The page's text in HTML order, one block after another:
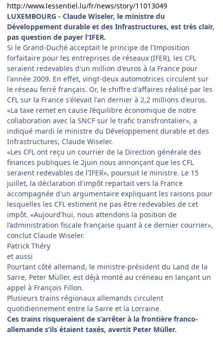
http://www.lessentiel.lu/fr/news/story/11013049
LUXEMBOURG - Claude Wiseler, le ministre du
Développement durable et des Infrastructures, est très clair,
pas question de payer l'IFER.
Si le Grand-Duché acceptait le principe de l'Imposition
forfaitaire pour les entreprises de réseaux (IFER), les CFL
seraient redevables d'un million d'euros à la France pour
l'année 2009. En effet, vingt-deux automotrices circulent sur
le réseau ferré français. Or, le chiffre d'affaires réalisé par les
CFL sur la France s'élevait l'an dernier à 2,2 millions d'euros.
«La taxe remet en cause l’équilibre économique de notre
collaboration avec la SNCF sur le trafic transfrontalier», a
indiqué mardi le ministre du Développement durable et des
Infrastructures, Claude Wiseler.
«Les CFL ont reçu un courrier de la Direction générale des
finances publiques le 2juin nous annonçant que les CFL
seraient redevables de l'IFER», poursuit le ministre. Le 15
juillet, la déclaration d'impôt repartait vers la France
accompagnée d'un argumentaire expliquant les raisons pour
lesquelles les CFL estiment ne pas être redevables de cet
impôt. «Aujourd'hui, nous attendons la position de
l’administration fiscale française quant à ce dernier courrier»,
conclut Claude Wiseler.
Patrick Théry
et aussi
Pourtant côté allemand, le ministre-président du Land de la
Sarre, Peter Müller, est déjà monté au créneau en lançant un
appel à François Fillon.
Plusieurs trains régionaux allemands circulent
quotidiennement entre la Sarre et la Lorraine.
Ces trains risqueraient de s’arrêter à la frontière franco-
allemande s’ils étaient taxés, avertit Peter Müller.